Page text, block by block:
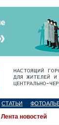
СТАТЬИ
Лента новостей